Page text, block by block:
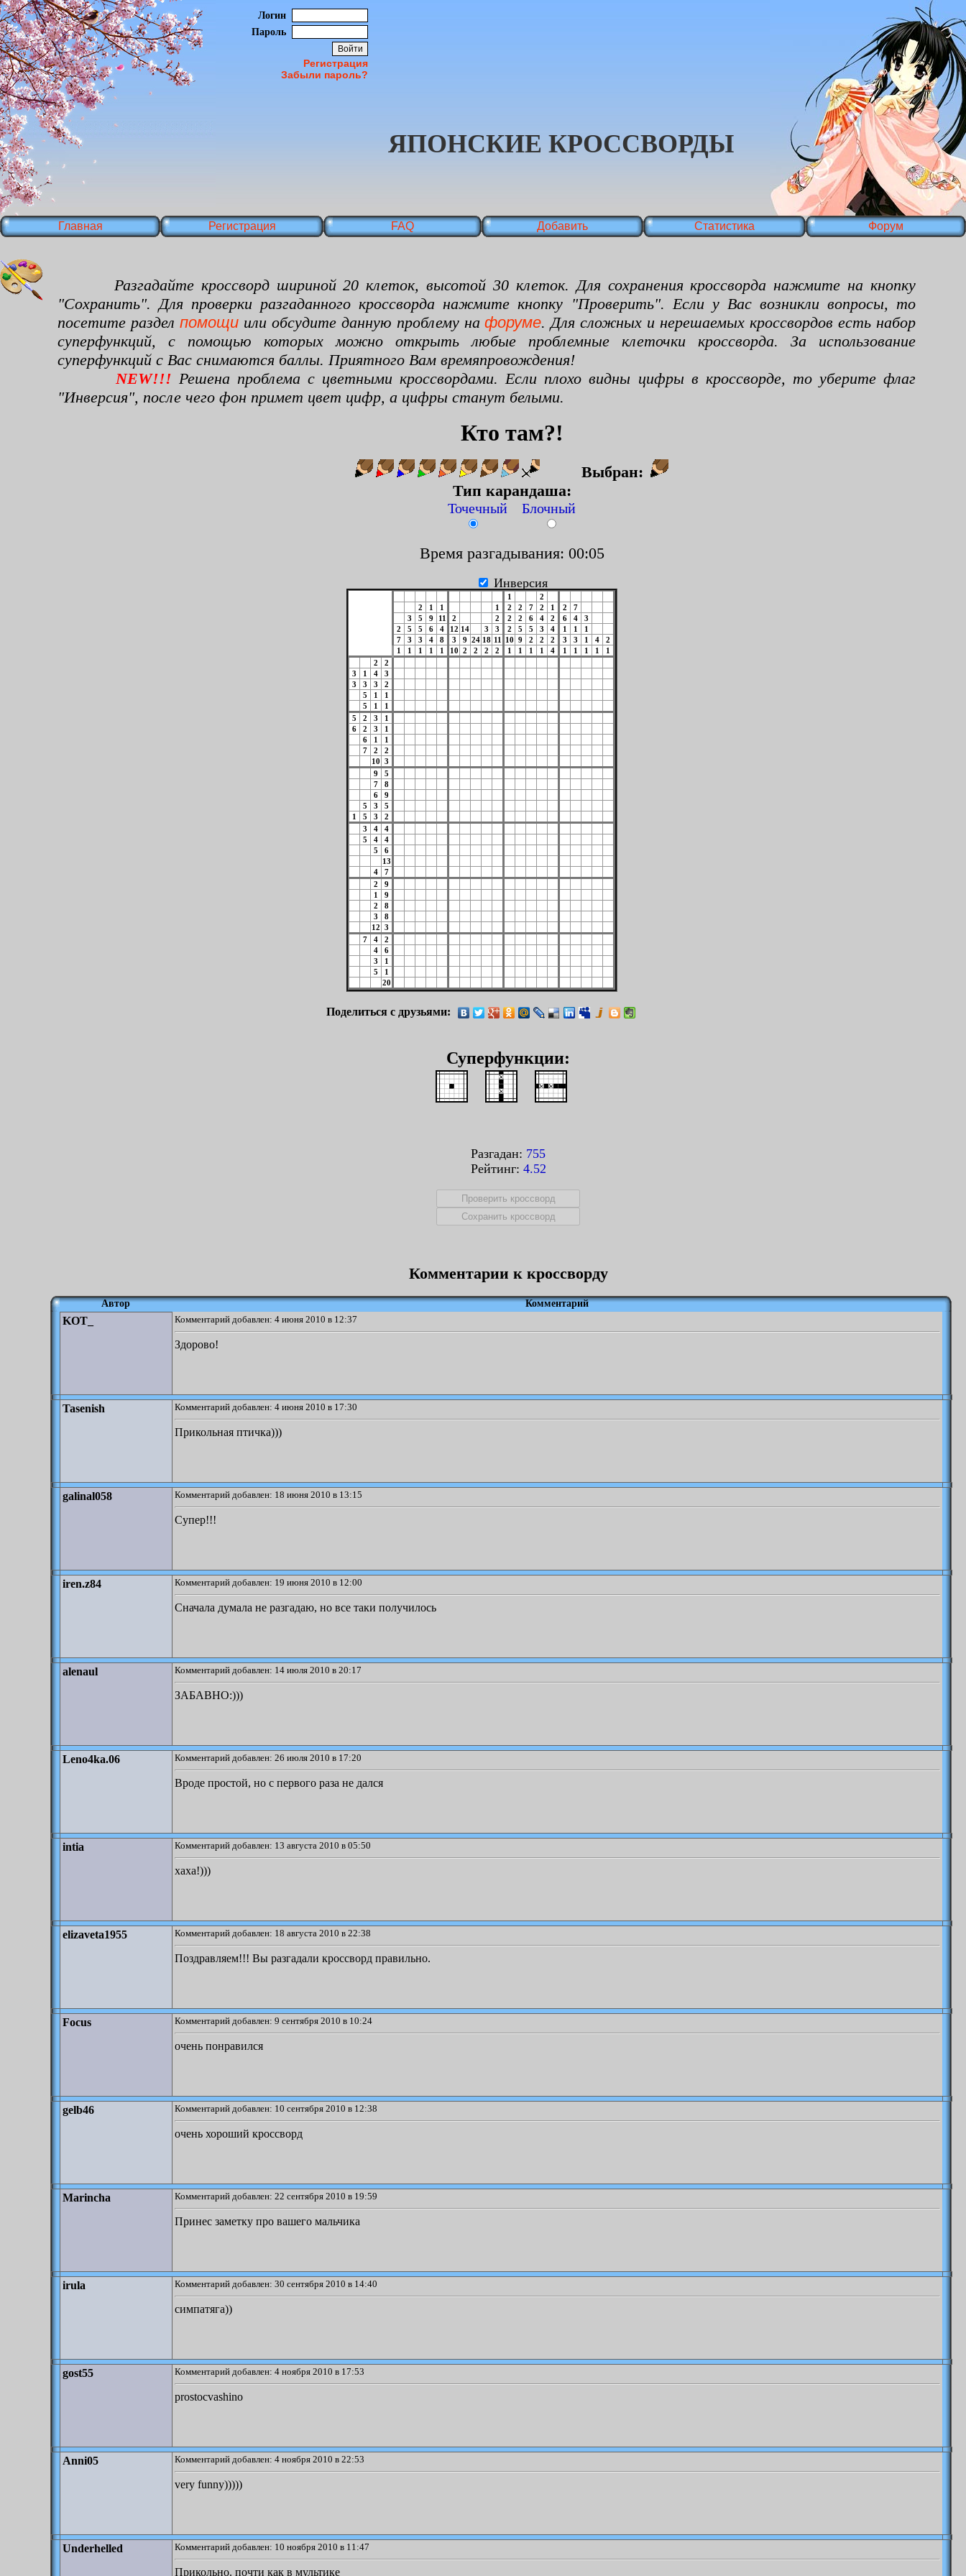
Логин
Пароль
Регистрация
Забыли пароль?
ЯПОНСКИЕ КРОССВОРДЫ
Главная Регистрация FAQ Добавить Статистика Форум
Разгадайте кроссворд шириной 20 клеток, высотой 30 клеток. Для сохранения кроссворда нажмите на кнопку
"Сохранить". Для проверки разгаданного кроссворда нажмите кнопку "Проверить". Если у Вас возникли вопросы, то
посетите раздел помощиили обсудите данную проблему нафоруме. Для сложных и нерешаемых кроссвордов есть набор
суперфункций, с помощью которых можно открыть любые проблемные клеточки кроссворда. За использование
суперфункций с Вас снимаются баллы. Приятного Вам времяпровождения!
NEW!!! Решена проблема с цветными кроссвордами. Если плохо видны цифры в кроссворде, то уберите флаг
"Инверсия", после чего фон примет цвет цифр, а цифры станут белыми.
Кто там?!
Выбран:
Тип карандаша:
Точечный Блочный
Время разгадывания: 00:06
Инверсия
1
2
2
1 1 1 2 2 7 2 1 2
7
3
5 9 11 2 2 2 2 6 4 2 6 4
3
2
5 5 6 4 12 14 3 3 2 5 5 3 4 1 1
1
7
3 3 4 8 3 9 24 18 11 10 9 2 2 2 3 3 1 4
2
1
1 1 1 1 10 2 2 2 2 1 1 1 1 4 1 1 1 1
1
2
2
3
1 4
3
3
3 3
2
5
1
1
5
1
1
5
2 3
1
6
2 3
1
6
1
1
7
2
2
10 3
9
5
7
8
6
9
5
3
5
1
5 3
2
3
4
4
5
4
4
5
6
13
4
7
2
9
1
9
2
8
3
8
12 3
7
4
2
4
6
3
1
5
1
20
Поделиться с друзьями:
Суперфункции:
Разгадан: 755
Рейтинг: 4.52
Комментарии к кроссворду
Автор Комментарий
KOT_ Комментарий добавлен: 4 июня 2010 в 12:37
Здорово!
Tasenish Комментарий добавлен: 4 июня 2010 в 17:30
Прикольная птичка)))
galinal058 Комментарий добавлен: 18 июня 2010 в 13:15
Супер!!!
iren.z84 Комментарий добавлен: 19 июня 2010 в 12:00
Сначала думала не разгадаю, но все таки получилось
alenaul Комментарий добавлен: 14 июля 2010 в 20:17
ЗАБАВНО:)))
Leno4ka.06 Комментарий добавлен: 26 июля 2010 в 17:20
Вроде простой, но с первого раза не дался
intia Комментарий добавлен: 13 августа 2010 в 05:50
хаха!)))
elizaveta1955 Комментарий добавлен: 18 августа 2010 в 22:38
Поздравляем!!! Вы разгадали кроссворд правильно.
Focus Комментарий добавлен: 9 сентября 2010 в 10:24
очень понравился
gelb46 Комментарий добавлен: 10 сентября 2010 в 12:38
очень хороший кроссворд
Marincha Комментарий добавлен: 22 сентября 2010 в 19:59
Принес заметку про вашего мальчика
irula Комментарий добавлен: 30 сентября 2010 в 14:40
симпатяга))
gost55 Комментарий добавлен: 4 ноября 2010 в 17:53
prostocvashino
Anni05 Комментарий добавлен: 4 ноября 2010 в 22:53
very funny)))))
Underhelled Комментарий добавлен: 10 ноября 2010 в 11:47
Прикольно. почти как в мультике